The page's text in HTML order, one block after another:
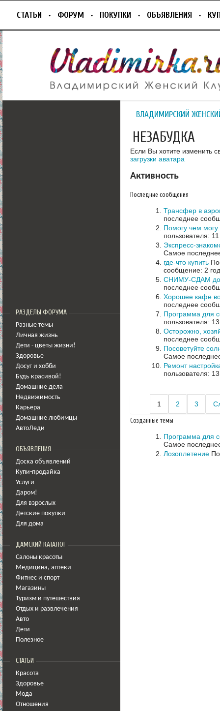
СТАТЬИ ФОРУМ ПОКУПКИ ОБЪЯВЛЕНИЯ
РАЗДЕЛЫ ФОРУМА
Разные темы
Личная жизнь
Дети - цветы жизни!
Здоровье
Досуг и хобби
Будь красивой!
Домашние дела
Недвижимость
Карьера
Домашние любимцы
АвтоЛеди
ОБЪЯВЛЕНИЯ
Доска объявлений
Купи-продайка
Услуги
Даром!
Для взрослых
Детские покупки
Для дома
ДАМСКИЙ КАТАЛОГ
Салоны красоты
Медицина, аптеки
Фитнес и спорт
Магазины
Туризм и путешествия
Отдых и развлечения
Авто
Дети
Полезное
СТАТЬИ
Красота
Здоровье
Мода
Отношения
ВЛАДИМИРСКИЙ
НЕЗАБУДКА
Если Вы хотите изменить
загрузки аватара
Активность
Последние сообщения
Трансфер в
последнее
Помогу чем
пользователя:
Экспресс-
Самое
где-что купить
сообщение: 2
СНИМУ-СДАМ
последнее
Хорошее кафе
последнее
Программа для
пользователя:
Осторожно,
последнее
Посоветуйте
Самое
Ремонт
пользователя:
1 2 3
Созданные темы
Программа для
Самое
Лозоплетение